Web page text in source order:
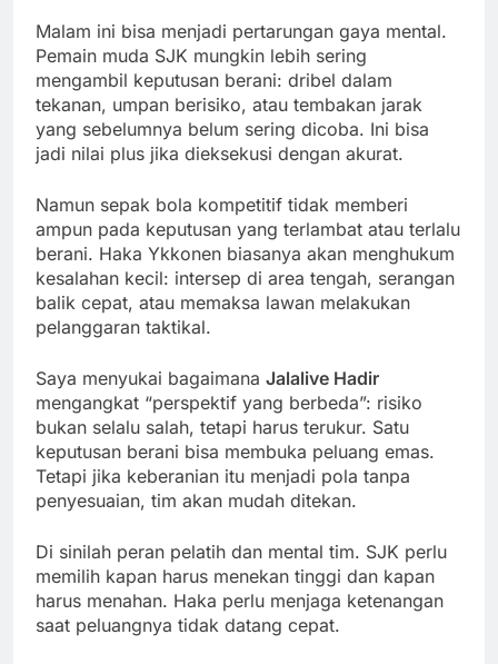
Malam ini bisa menjadi pertarungan gaya mental.
Pemain muda SJK mungkin lebih sering
mengambil keputusan berani: dribel dalam
tekanan, umpan berisiko, atau tembakan jarak
yang sebelumnya belum sering dicoba. Ini bisa
jadi nilai plus jika dieksekusi dengan akurat.
Namun sepak bola kompetitif tidak memberi
ampun pada keputusan yang terlambat atau terlalu
berani. Haka Ykkonen biasanya akan menghukum
kesalahan kecil: intersep di area tengah, serangan
balik cepat, atau memaksa lawan melakukan
pelanggaran taktikal.
Saya menyukai bagaimana Jalalive Hadir
mengangkat “perspektif yang berbeda”: risiko
bukan selalu salah, tetapi harus terukur. Satu
keputusan berani bisa membuka peluang emas.
Tetapi jika keberanian itu menjadi pola tanpa
penyesuaian, tim akan mudah ditekan.
Di sinilah peran pelatih dan mental tim. SJK perlu
memilih kapan harus menekan tinggi dan kapan
harus menahan. Haka perlu menjaga ketenangan
saat peluangnya tidak datang cepat.